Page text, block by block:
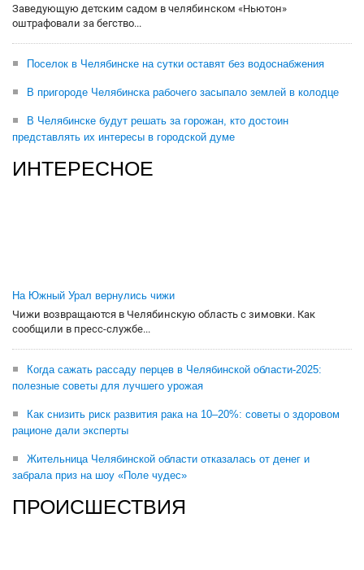
Заведующую детским садом в челябинском «Ньютон»
оштрафовали за бегство...
Поселок в Челябинске на сутки оставят без водоснабжения
В пригороде Челябинска рабочего засыпало землей в колодце
В Челябинске будут решать за горожан, кто достоин
представлять их интересы в городской думе
ИНТЕРЕСНОЕ
На Южный Урал вернулись чижи
Чижи возвращаются в Челябинскую область с зимовки. Как
сообщили в пресс-службе...
Когда сажать рассаду перцев в Челябинской области-2025:
полезные советы для лучшего урожая
Как снизить риск развития рака на 10–20%: советы о здоровом
рационе дали эксперты
Жительница Челябинской области отказалась от денег и
забрала приз на шоу «Поле чудес»
ПРОИСШЕСТВИЯ